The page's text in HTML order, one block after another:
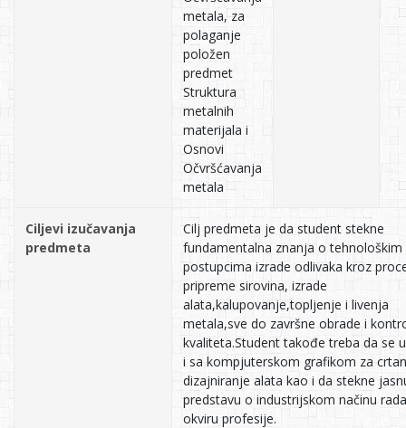
metala, za
polaganje
položen
predmet
Struktura
metalnih
materijala i
Osnovi
Očvršćavanja
metala
Ciljevi izučavanja
predmeta
Cilj predmeta je da student stekne
fundamentalna znanja o tehnološkim
postupcima izrade odlivaka kroz
pripreme sirovina, izrade
alata,kalupovanje,topljenje i livenja
metala,sve do završne obrade i
kvaliteta.Student takođe treba da se
i sa kompjuterskom grafikom za
dizajniranje alata kao i da stekne
predstavu o industrijskom načinu
okviru profesije.